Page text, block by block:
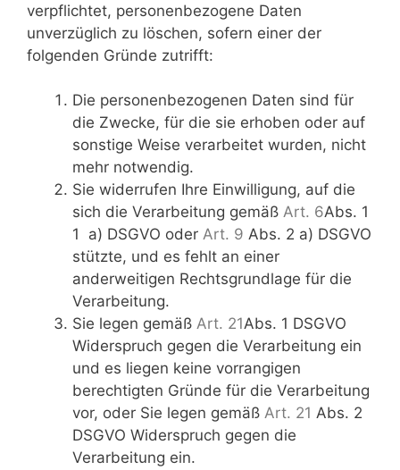
verpflichtet, personenbezogene Daten
unverzüglich zu löschen, sofern einer der
folgenden Gründe zutrifft:
Die personenbezogenen Daten sind für
die Zwecke, für die sie erhoben oder auf
sonstige Weise verarbeitet wurden, nicht
mehr notwendig.
Sie widerrufen Ihre Einwilligung, auf die
sich die Verarbeitung gemäß Art. 6Abs. 1
1 a) DSGVO oder Art. 9 Abs. 2 a) DSGVO
stützte, und es fehlt an einer
anderweitigen Rechtsgrundlage für die
Verarbeitung.
Sie legen gemäß Art. 21Abs. 1 DSGVO
Widerspruch gegen die Verarbeitung ein
und es liegen keine vorrangigen
berechtigten Gründe für die Verarbeitung
vor, oder Sie legen gemäß Art. 21 Abs. 2
DSGVO Widerspruch gegen die
Verarbeitung ein.